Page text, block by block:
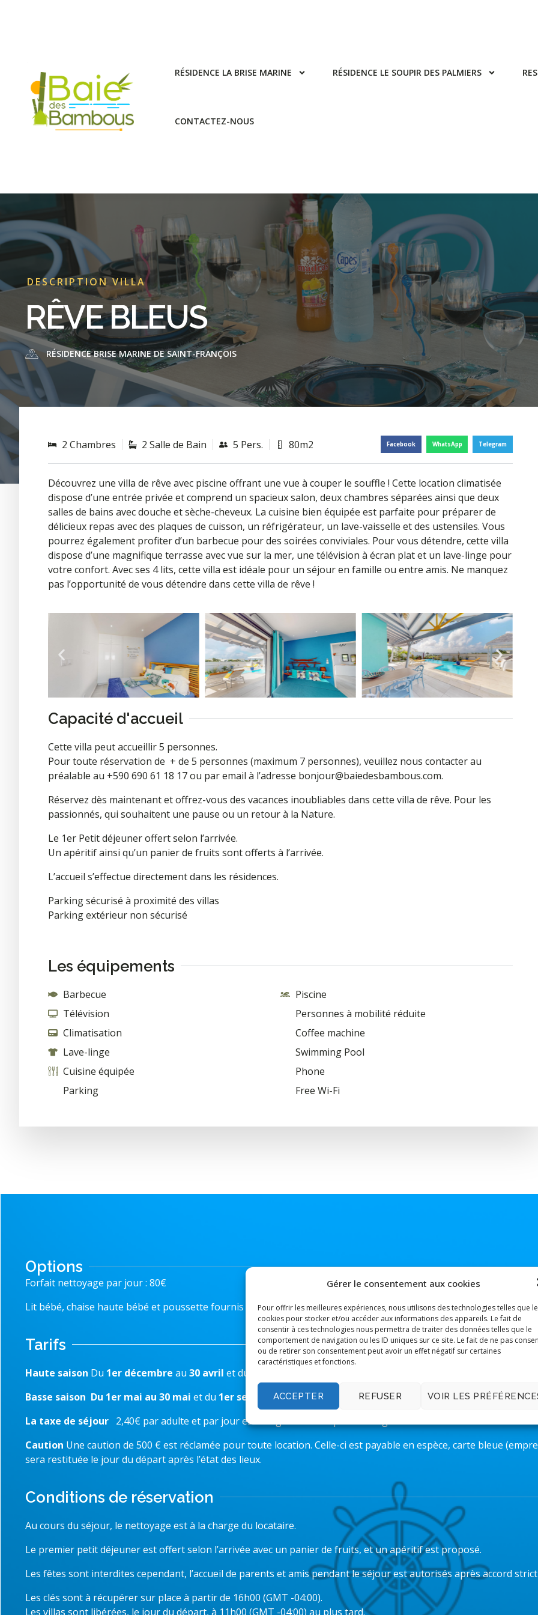
Gérer le consentement aux cookies
Pour offrir les meilleures expériences, nous utilisons des technologies telles que
cookies pour stocker et/ou accéder aux informations des appareils. Le fait de
consentir à ces technologies nous permettra de traiter des données telles que le
comportement de navigation ou les ID uniques sur ce site. Le fait de ne pas
ou de retirer son consentement peut avoir un effet négatif sur certaines
caractéristiques et fonctions.
ACCEPTER REFUSER VOIR LES
RÉSIDENCE LA BRISE MARINE RÉSIDENCE LE SOUPIR DES PALMIERS
CONTACTEZ-NOUS
DESCRIPTION VILLA
RÊVE BLEUS
RÉSIDENCE BRISE MARINE DE SAINT-FRANÇOIS
2 Chambres 2 Salle de Bain 5 Pers. 80m2 Facebook WhatsApp Telegram
Découvrez une villa de rêve avec piscine offrant une vue à couper le souffle ! Cette location climatisée
dispose d’une entrée privée et comprend un spacieux salon, deux chambres séparées ainsi que deux
salles de bains avec douche et sèche-cheveux. La cuisine bien équipée est parfaite pour préparer de
délicieux repas avec des plaques de cuisson, un réfrigérateur, un lave-vaisselle et des ustensiles. Vous
pourrez également profiter d’un barbecue pour des soirées conviviales. Pour vous détendre, cette villa
dispose d’une magnifique terrasse avec vue sur la mer, une télévision à écran plat et un lave-linge pour
votre confort. Avec ses 4 lits, cette villa est idéale pour un séjour en famille ou entre amis. Ne manquez
pas l’opportunité de vous détendre dans cette villa de rêve !
Capacité d'accueil
Cette villa peut accueillir 5 personnes.
Pour toute réservation de + de 5 personnes (maximum 7 personnes), veuillez nous contacter au
préalable au +590 690 61 18 17 ou par email à l’adresse bonjour@baiedesbambous.com.
Réservez dès maintenant et offrez-vous des vacances inoubliables dans cette villa de rêve. Pour les
passionnés, qui souhaitent une pause ou un retour à la Nature.
Le 1er Petit déjeuner offert selon l’arrivée.
Un apéritif ainsi qu’un panier de fruits sont offerts à l’arrivée.
L’accueil s’effectue directement dans les résidences.
Parking sécurisé à proximité des villas
Parking extérieur non sécurisé
Les équipements
Barbecue
Télévision
Climatisation
Lave-linge
Cuisine équipée
Parking
Piscine
Personnes à mobilité réduite
Coffee machine
Swimming Pool
Phone
Free Wi-Fi
Options
Forfait nettoyage par jour : 80€
Lit bébé, chaise haute bébé et poussette fournis au tarif de 5€ par jour et une caution de 100€ sera demandée.
Tarifs
Haute saison Du 1er décembre au 30 avril et du
Basse saison Du 1er mai au 30 mai et du 1er septembre au 30 novembre: 250€ la nuit (minimum 4 nuits)
La taxe de séjour 2,40€ par adulte et par jour est à régler dès réception du logement.
Caution Une caution de 500 € est réclamée pour toute location. Celle-ci est payable en espèce, carte bleue
sera restituée le jour du départ après l’état des lieux.
Conditions de réservation
Au cours du séjour, le nettoyage est à la charge du locataire.
Le premier petit déjeuner est offert selon l’arrivée avec un panier de fruits, et un apéritif est proposé.
Les fêtes sont interdites cependant, l’accueil de parents et amis pendant le séjour est autorisés après accord
Les clés sont à récupérer sur place à partir de 16h00 (GMT -04:00).
Les villas sont libérées, le jour du départ, à 11h00 (GMT -04:00) au plus tard.